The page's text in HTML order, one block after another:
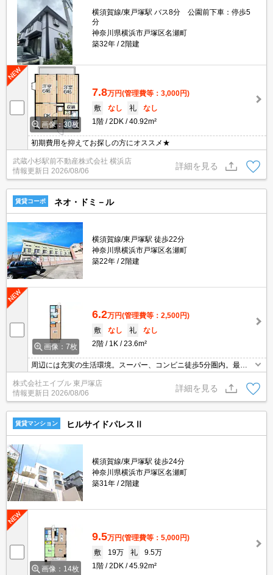
横須賀線/東戸塚駅 バス8分 公園前下車：停歩5
分
神奈川県横浜市戸塚区名瀬町
築32年
2階建
画像：30枚
7.8万円(管理費等：3,000円)
敷
なし 礼
なし
1階
2DK 40.92m²
初期費用を抑えてお探しの方にオススメ★
武蔵小杉駅前不動産株式会社 横浜店
情報更新日 2026/08/06
詳細を見る
賃貸コーポ ネオ・ドミ－ル
横須賀線/東戸塚駅 徒歩22分
神奈川県横浜市戸塚区名瀬町
築22年
2階建
画像：7枚
6.2万円(管理費等：2,500円)
敷
なし 礼
なし
2階
1K 23.6m²
周辺には充実の生活環境。スーパー、コンビニ徒歩5分圏内。最寄
りのバス停まで2分。室内には充実した設備。保証会社加入要(初回
月額総額50%、月次月額総額1%)。
株式会社エイブル 東戸塚店
情報更新日 2026/08/06
詳細を見る
賃貸マンション ヒルサイドパレスⅡ
横須賀線/東戸塚駅 徒歩24分
神奈川県横浜市戸塚区名瀬町
築31年
2階建
画像：14枚
9.5万円(管理費等：5,000円)
敷
19万 礼
9.5万
1階
2DK 45.92m²